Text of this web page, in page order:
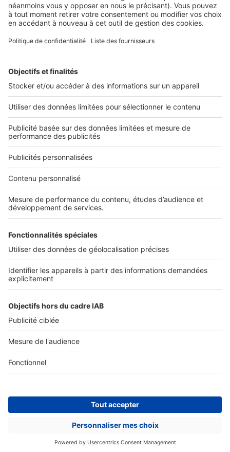
2 rue des Italiens 75009 Paris
01 53 38 80 00
Nos solutions pro
Actualités pro
Nous contacter
Connexion à My SeLoger Pro
Espace Presse
CGU-Paramétrer mes cookies